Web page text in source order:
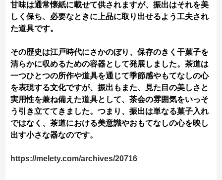
甘味は通常懐紙に載せて供されますが、振出はそれを美
しく保ち、必要なときに上品に取り出せるよう工夫され
た道具です。
その歴史は江戸時代にさかのぼり、保存のきく干菓子を
清らかに収めるための容器として発展しました。茶道は
一つひとつの所作や道具を通じて季節感やもてなしの心
を表現する文化ですが、振出もまた、見た目の美しさと
実用性を兼ね備えた道具として、茶会の雰囲気をいっそ
う引き立ててきました。つまり、振出は単なる菓子入れ
ではなく、茶道における美意識やおもてなしの心を映し
出す小さな器なのです。
https://melety.com/archives/20716